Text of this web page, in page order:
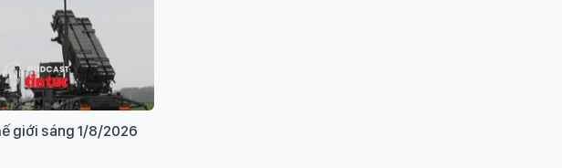
giới sáng 1/8/2026